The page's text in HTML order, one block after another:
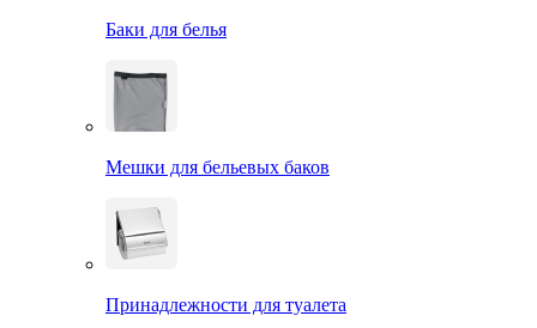
Баки для белья
Мешки для бельевых баков
Принадлежности для туалета